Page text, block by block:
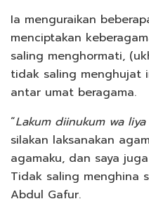
Ia menguraikan
menciptakan
saling menghormati,
tidak saling menghujat
antar umat beragama.
“Lakum diinukum wa
silakan laksanakan
agamaku, dan saya
Tidak saling menghina
Abdul Gafur.